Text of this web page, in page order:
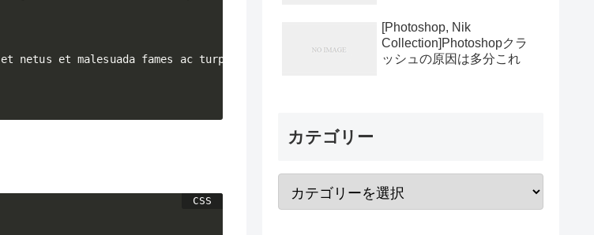
netus et malesuada fames ac turpis egestas. Vestibulum tortor quam, feugiat vitae,
[Photoshop, Nik
Collection]Photoshopクラ
ッシュの原因は多分これ
カテゴリー